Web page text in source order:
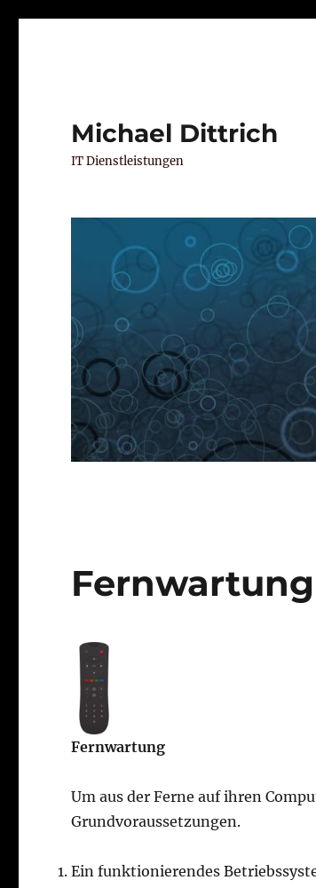
Michael Dittrich
IT Dienstleistungen
Fernwartung
Fernwartung
Um aus der Ferne auf ihren
Grundvoraussetzungen.
Ein funktionierendes